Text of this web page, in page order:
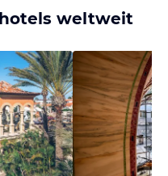
weltweit